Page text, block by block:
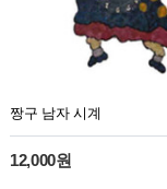
짱구 남자 시계
12,000원